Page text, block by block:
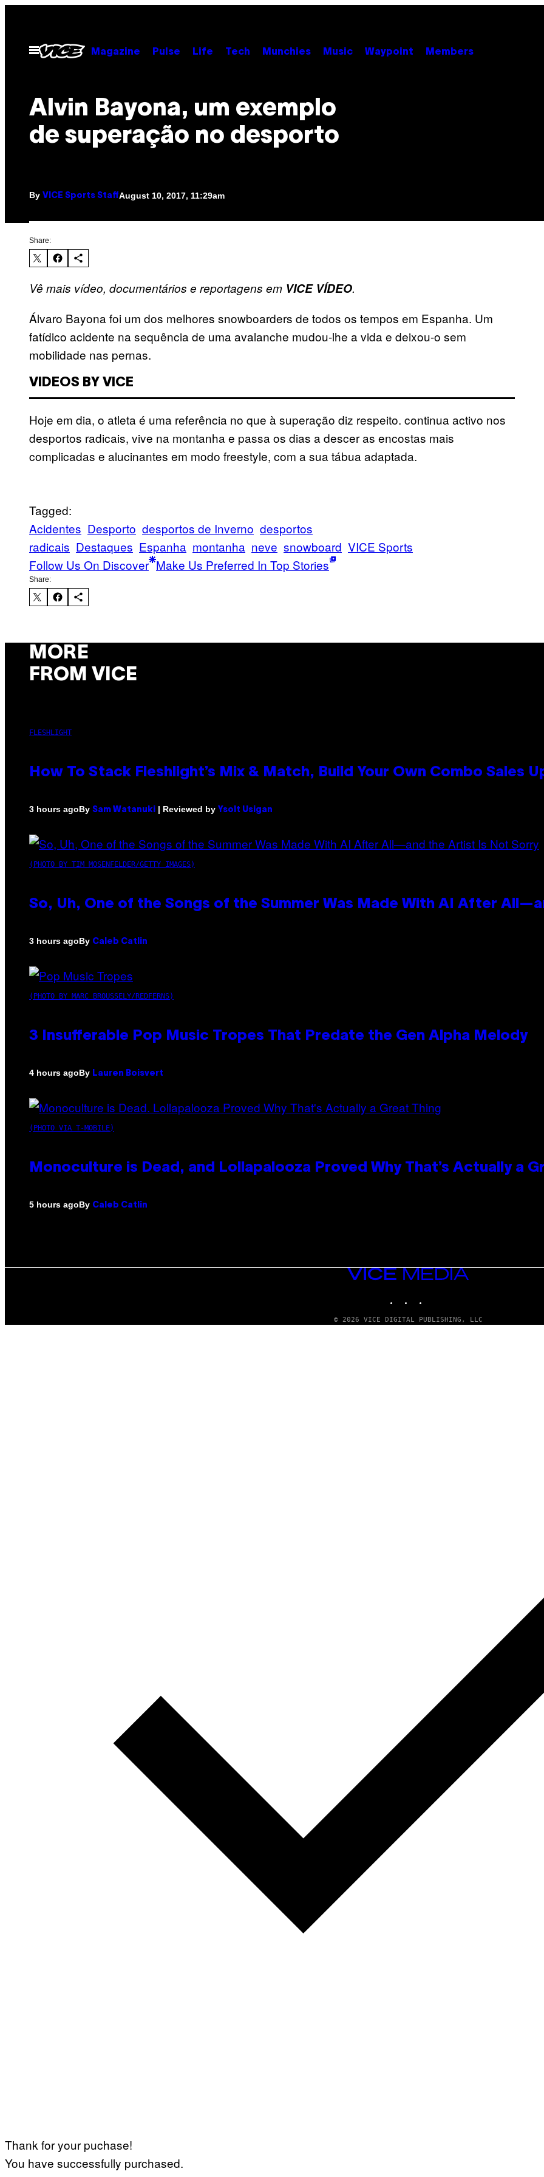
contentOpen
Menu
Magazine Pulse Life Tech Munchies Music Waypoint Members
Alvin Bayona, um exemplo
de superação no desporto
By VICE Sports StaffAugust 10, 2017, 11:29am
Share:
Vê mais vídeo, documentários e reportagens em VICE VÍDEO.
Álvaro Bayona foi um dos melhores snowboarders de todos os tempos em Espanha. Um
fatídico acidente na sequência de uma avalanche mudou-lhe a vida e deixou-o sem
mobilidade nas pernas.
VIDEOS BY VICE
Hoje em dia, o atleta é uma referência no que à superação diz respeito. continua activo nos
desportos radicais, vive na montanha e passa os dias a descer as encostas mais
complicadas e alucinantes em modo freestyle, com a sua tábua adaptada.
Tagged:
Acidentes Desporto desportos de Inverno desportos
radicais Destaques Espanha montanha neve snowboard VICE Sports
Follow Us On Discover Make Us Preferred In Top Stories
Share:
MORE
FROM VICE
FLESHLIGHT
How To Stack Fleshlight’s Mix & Match, Build Your Own Combo Sales
3 hours agoBy Sam Watanuki | Reviewed by Ysolt Usigan
(PHOTO BY TIM MOSENFELDER/GETTY IMAGES)
So, Uh, One of the Songs of the Summer Was Made With AI After
3 hours agoBy Caleb Catlin
(PHOTO BY MARC BROUSSELY/REDFERNS)
3 Insufferable Pop Music Tropes That Predate the Gen Alpha Melody
4 hours agoBy Lauren Boisvert
(PHOTO VIA T-MOBILE)
Monoculture is Dead, and Lollapalooza Proved Why That’s Actually a
5 hours agoBy Caleb Catlin
VICE
MEDIA
© 2026 VICE DIGITAL PUBLISHING, LLC
Thank for your puchase!
You have successfully purchased.